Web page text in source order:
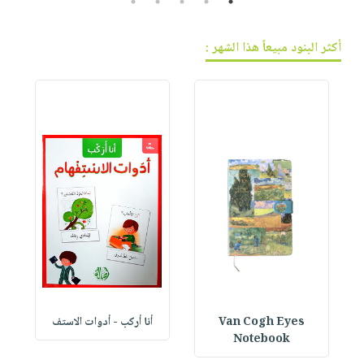
أكثر البنود مبيعاً هذا الشهر :
Van Cogh Eyes
Notebook
أنا أركب - أدوات الاستف